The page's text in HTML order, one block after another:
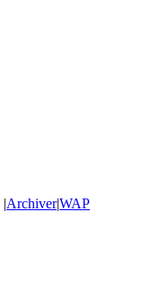
|Archiver|WAP